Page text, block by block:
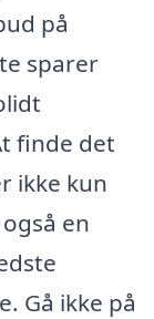
på
sparer
finde det
ikke kun
en
Gå ikke på